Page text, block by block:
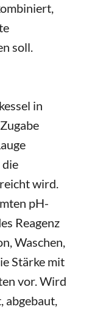
soll.
in
wird.
pH-
Reagenz
Waschen,
Stärke mit
vor. Wird
abgebaut,